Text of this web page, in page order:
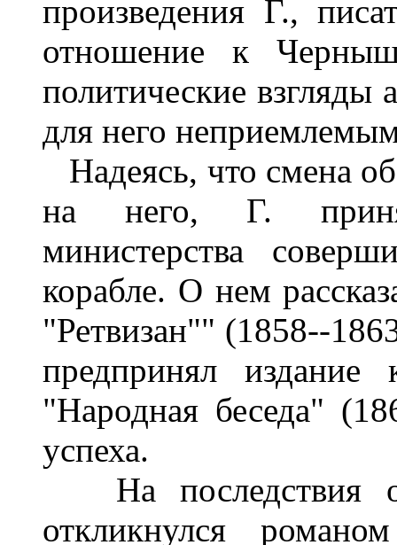
произведения Г.,
отношение к
политические взгляды
для него
Надеясь, что смена
на него, Г.
министерства
корабле. О нем
"Ретвизан"" (1858--
предпринял издание
"Народная беседа"
успеха.
На последствия
откликнулся